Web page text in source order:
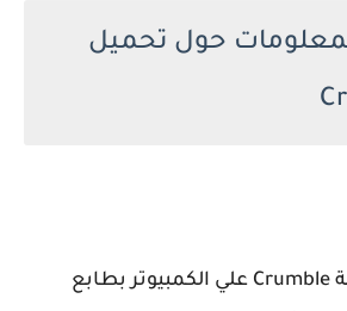
حول تحميل
تأتي تصميمات لعبة Crumble علي الكمبيوتر بطابع